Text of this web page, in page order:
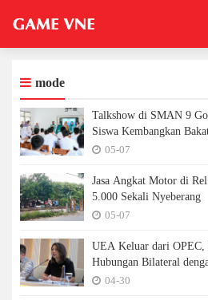
mode
Talkshow di SMAN 9
Siswa Kembangkan
05-07
Jasa Angkat Motor di
5.000 Sekali Nyeberang
05-07
UEA Keluar dari OPEC,
Hubungan Bilateral
04-30